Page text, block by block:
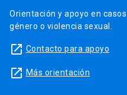
Orientación y apoyo en
género o violencia sexual.
launch Contacto para apoyo
launch Más orientación